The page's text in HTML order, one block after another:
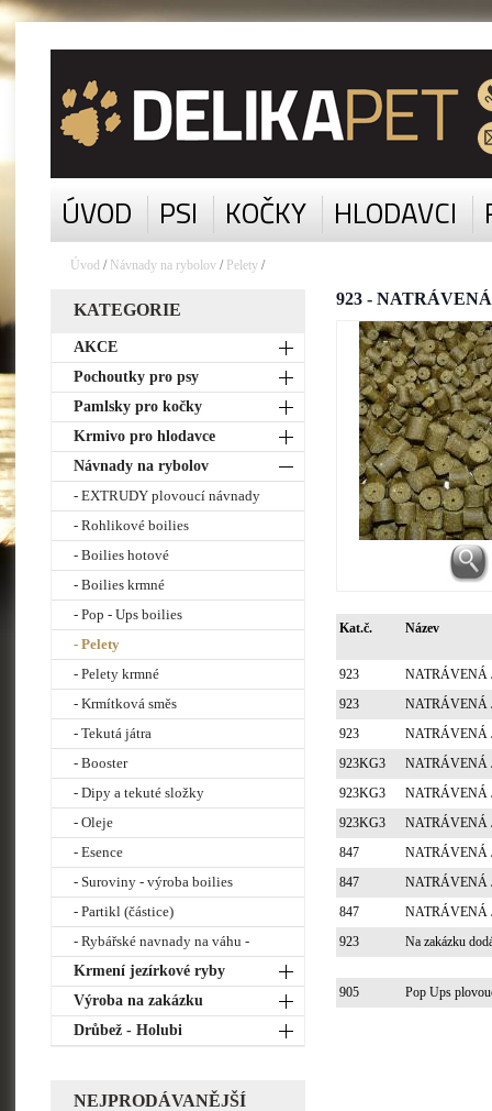
ÚVOD PSI KOČKY HLODAVCI
Úvod / Návnady na rybolov/ Pelety /
KATEGORIE
AKCE
Pochoutky pro psy
Pamlsky pro kočky
Krmivo pro hlodavce
Návnady na rybolov
- EXTRUDY plovoucí návnady
- Rohlikové boilies
- Boilies hotové
- Boilies krmné
- Pop - Ups boilies
- Pelety
- Pelety krmné
- Krmítková směs
- Tekutá játra
- Booster
- Dipy a tekuté složky
- Oleje
- Esence
- Suroviny - výroba boilies
- Partikl (částice)
- Rybářské navnady na váhu -
Krmení jezírkové ryby
Výroba na zakázku
Drůbež - Holubi
NEJPRODÁVANĚJŠÍ
923 -
Kat.č. Název
923
NATRÁVENÁ
923
NATRÁVENÁ
923
NATRÁVENÁ
923KG3
NATRÁVENÁ
923KG3
NATRÁVENÁ
923KG3
NATRÁVENÁ
847
NATRÁVENÁ
847
NATRÁVENÁ
847
NATRÁVENÁ
923
Na zakázku
905 Pop Ups